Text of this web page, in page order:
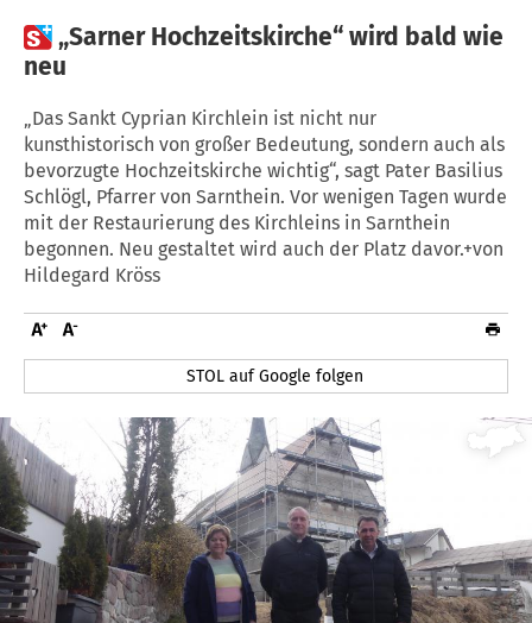
„Sarner Hochzeitskirche“ wird bald wie
neu
„Das Sankt Cyprian Kirchlein ist nicht nur
kunsthistorisch von großer Bedeutung, sondern auch als
bevorzugte Hochzeitskirche wichtig“, sagt Pater Basilius
Schlögl, Pfarrer von Sarnthein. Vor wenigen Tagen wurde
mit der Restaurierung des Kirchleins in Sarnthein
begonnen. Neu gestaltet wird auch der Platz davor.+von
Hildegard Kröss
STOL auf Google folgen